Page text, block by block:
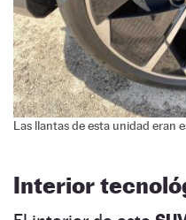
Las llantas de esta unidad eran
Interior